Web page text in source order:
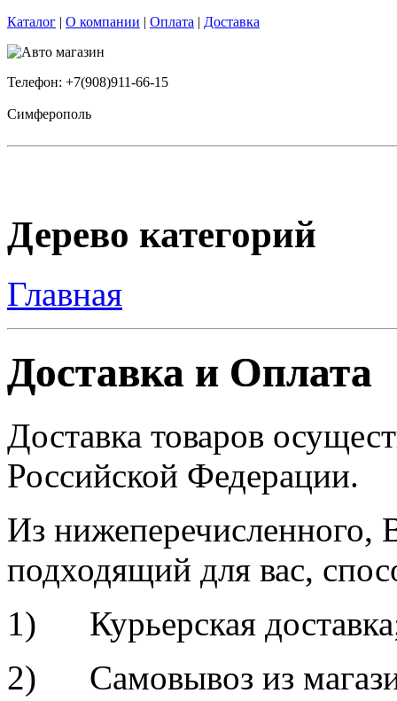
Каталог | О компании | Оплата | Доставка
Телефон: +7(908)911-66-15
Симферополь
Дерево категорий
Главная
Доставка и Оплата
Доставка товаров
Российской Федерации.
Из
подходящий для вас,
1) Курьерская
2) Самовывоз из